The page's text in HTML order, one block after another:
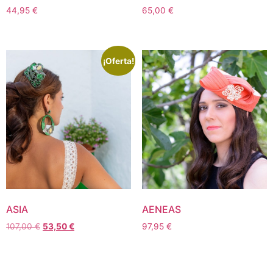
44,95 € 65,00 €
¡Oferta!
ASIA
107,00€ 53,50€
AENEAS
97,95 €